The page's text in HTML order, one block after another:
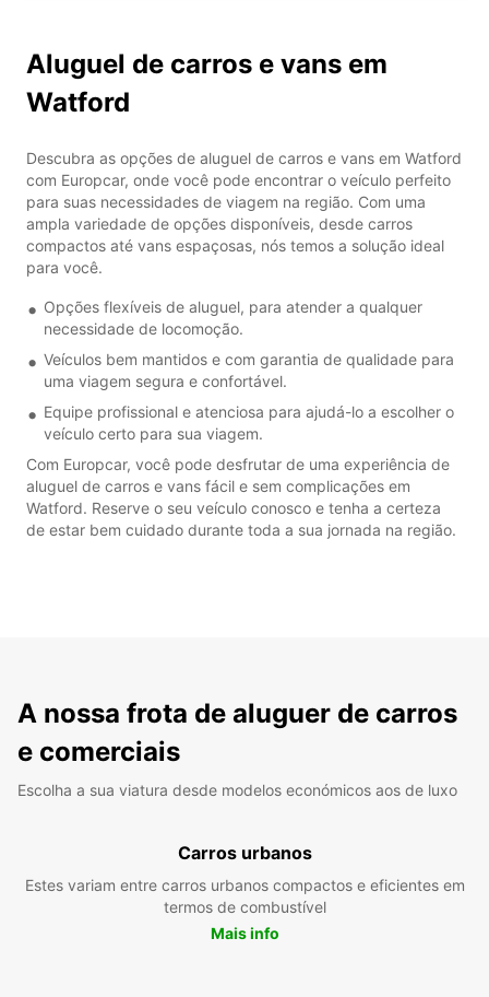
Aluguel de carros e vans em
Watford
Descubra as opções de aluguel de carros e vans em Watford
com Europcar, onde você pode encontrar o veículo perfeito
para suas necessidades de viagem na região. Com uma
ampla variedade de opções disponíveis, desde carros
compactos até vans espaçosas, nós temos a solução ideal
para você.
Opções flexíveis de aluguel, para atender a qualquer
necessidade de locomoção.
Veículos bem mantidos e com garantia de qualidade para
uma viagem segura e confortável.
Equipe profissional e atenciosa para ajudá-lo a escolher o
veículo certo para sua viagem.
Com Europcar, você pode desfrutar de uma experiência de
aluguel de carros e vans fácil e sem complicações em
Watford. Reserve o seu veículo conosco e tenha a certeza
de estar bem cuidado durante toda a sua jornada na região.
A nossa frota de aluguer de carros
e comerciais
Escolha a sua viatura desde modelos económicos aos de luxo
Carros urbanos
Estes variam entre carros urbanos compactos e eficientes em
termos de combustível
Mais info